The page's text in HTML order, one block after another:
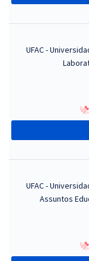
UFAC -
UFAC -
Assuntos